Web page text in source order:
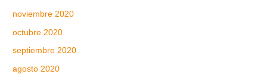
noviembre 2020
octubre 2020
septiembre 2020
agosto 2020